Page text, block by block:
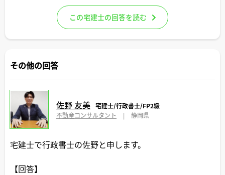
この宅建士の回答を読む
その他の回答
佐野 友美 宅建士/行政書士/FP2級
不動産コンサルタント
| 静岡県
宅建士で行政書士の佐野と申します。
【回答】